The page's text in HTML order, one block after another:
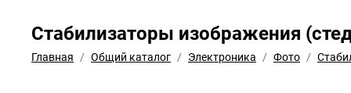
Стабилизаторы изображения
Главная Общий каталог Электроника Фото